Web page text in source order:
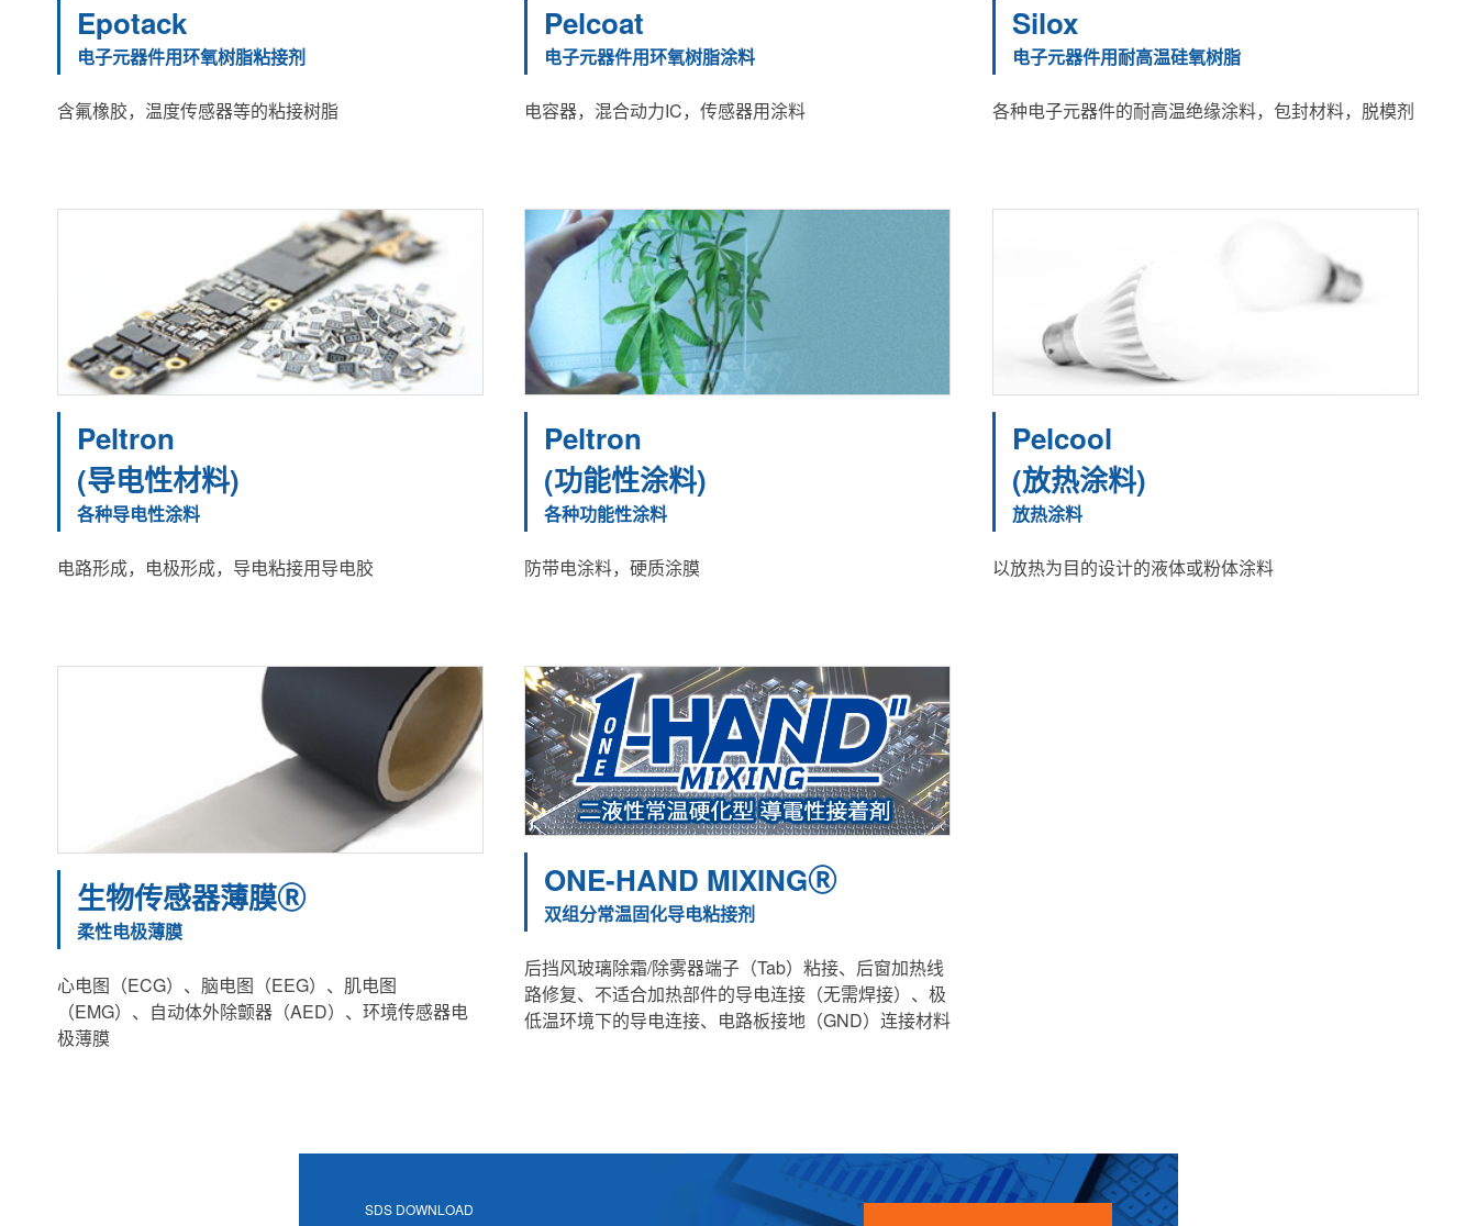
Epotack
电子元器件用环氧树脂粘接剂
含氟橡胶，温度传感器等的粘接树脂
Pelcoat
电子元器件用环氧树脂涂料
电容器，混合动力IC，传感器用涂料
Silox
电子元器件用耐高温硅氧树脂
各种电子元器件的耐高温绝缘涂料，包封材料，脱模剂
Peltron
(导电性材料)
各种导电性涂料
电路形成，电极形成，导电粘接用导电胶
Peltron
(功能性涂料)
各种功能性涂料
防带电涂料，硬质涂膜
Pelcool
(放热涂料)
放热涂料
以放热为目的设计的液体或粉体涂料
生物传感器薄膜Ⓡ
柔性电极薄膜
心电图（ECG）、脑电图（EEG）、肌电图
（EMG）、自动体外除颤器（AED）、环境传感器电
极薄膜
ONE-HAND MIXINGⓇ
双组分常温固化导电粘接剂
后挡风玻璃除霜/除雾器端子（Tab）粘接、后窗加热线
路修复、不适合加热部件的导电连接（无需焊接）、极
低温环境下的导电连接、电路板接地（GND）连接材料
SDS DOWNLOAD